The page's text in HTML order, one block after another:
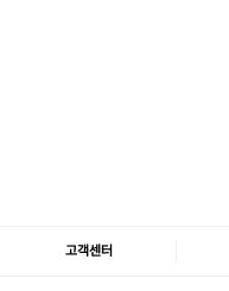
고객센터